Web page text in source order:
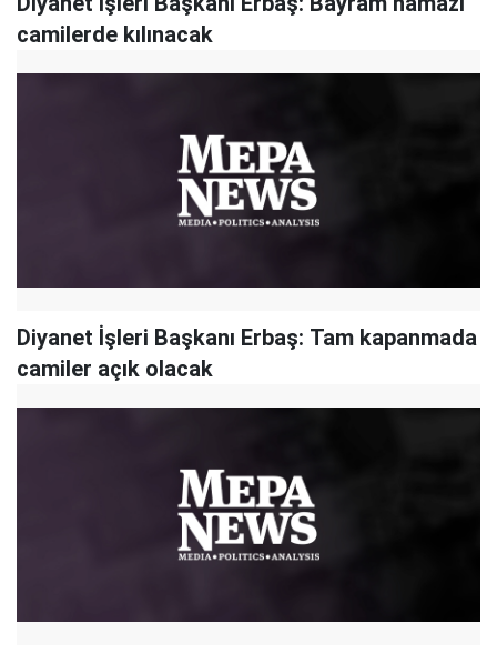
camilerde kılınacak
Diyanet İşleri Başkanı Erbaş: Tam kapanmada
camiler açık olacak